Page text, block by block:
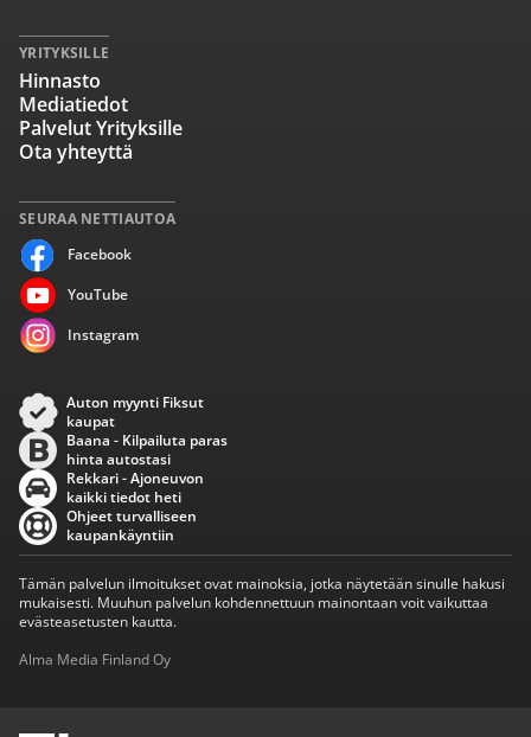
SEURAA NETTIAUTOA
Facebook
YouTube
Instagram
YRITYKSILLE
Hinnasto
Mediatiedot
Palvelut Yrityksille
Ota yhteyttä
Auton myynti Fiksut
kaupat
Baana - Kilpailuta paras
hinta autostasi
Rekkari - Ajoneuvon
kaikki tiedot heti
Ohjeet turvalliseen
kaupankäyntiin
Tämän palvelun ilmoitukset ovat mainoksia, jotka näytetään sinulle hakusi
mukaisesti. Muuhun palvelun kohdennettuun mainontaan voit vaikuttaa
evästeasetusten kautta.
Alma Media Finland Oy